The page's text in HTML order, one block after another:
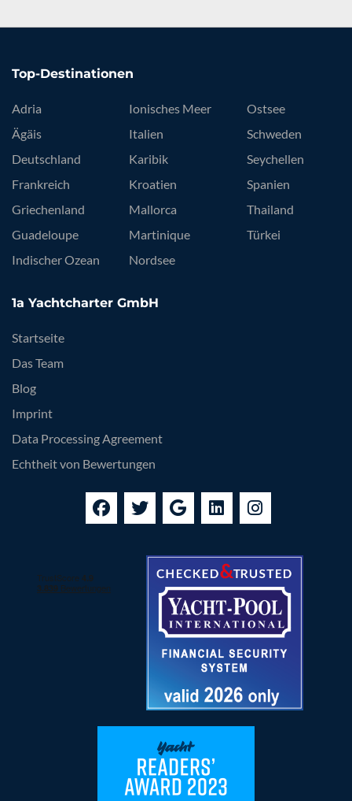
Top-Destinationen
Adria
Ägäis
Deutschland
Frankreich
Griechenland
Guadeloupe
Indischer Ozean
Ionisches Meer
Italien
Karibik
Kroatien
Mallorca
Martinique
Nordsee
Ostsee
Schweden
Seychellen
Spanien
Thailand
Türkei
1a Yachtcharter GmbH
Startseite
Das Team
Blog
Imprint
Data Processing Agreement
Echtheit von Bewertungen